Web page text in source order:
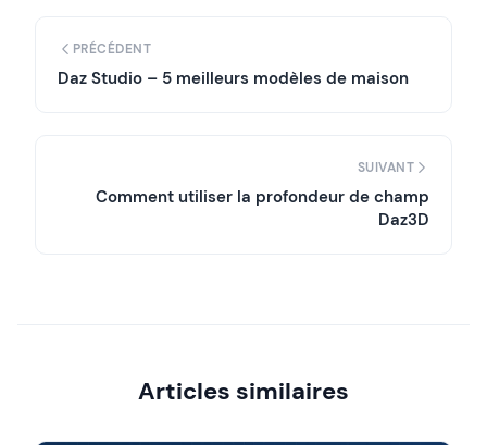
PRÉCÉDENT
Daz Studio – 5 meilleurs modèles de maison
SUIVANT
Comment utiliser la profondeur de champ
Daz3D
Articles similaires